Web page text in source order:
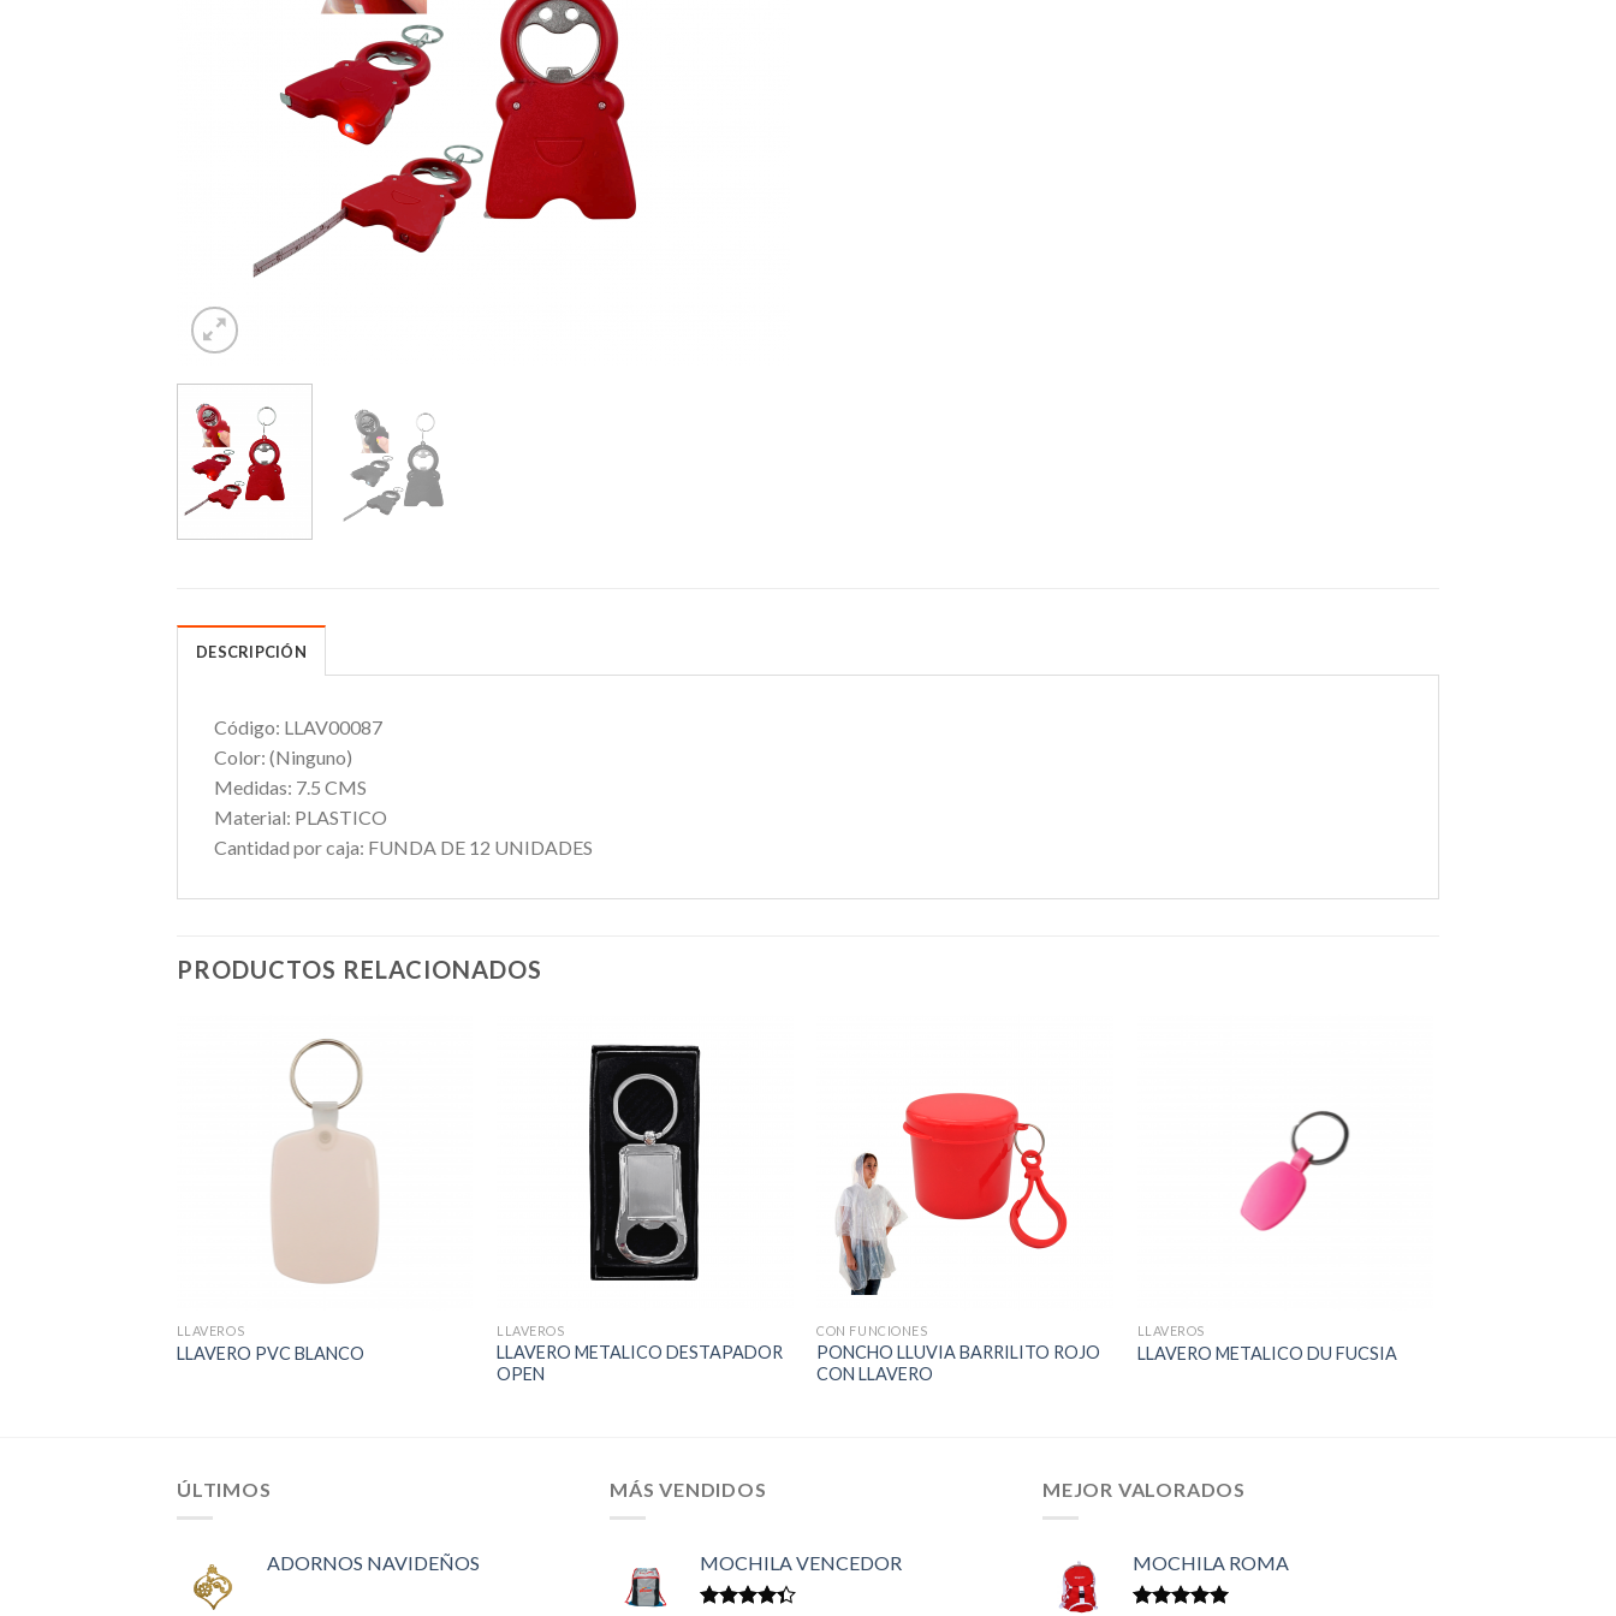
DESCRIPCIÓN
Código: LLAV00087
Color: (Ninguno)
Medidas: 7.5 CMS
Material: PLASTICO
Cantidad por caja: FUNDA DE 12 UNIDADES
PRODUCTOS RELACIONADOS
LLAVEROS
LLAVERO PVC BLANCO
LLAVEROS
LLAVERO METALICO DESTAPADOR
OPEN
CON FUNCIONES
PONCHO LLUVIA BARRILITO ROJO
CON LLAVERO
LLAVEROS
LLAVERO METALICO DU FUCSIA
ÚLTIMOS
ADORNOS NAVIDEÑOS
MÁS VENDIDOS
MOCHILA VENCEDOR
MEJOR VALORADOS
MOCHILA ROMA